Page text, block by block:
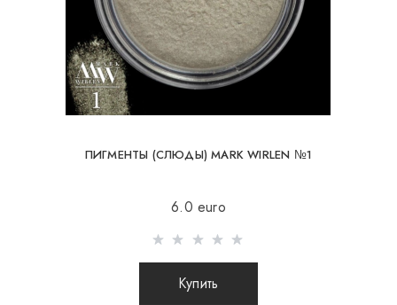
Германия, Чехия, Литва, Румыния, Словакия, Эстония,
Латвия, Венгрия, Италия, Великобритания, Испания).
Бесплатная доставка возможна при заказе на
суму от 80Є
При заказе на суму до 80Є, стоимость доставки
посылки наложенным платежом не отправляются)
Отправка посылок заграницу происходит 2 раза в
ПИГМЕНТЫ (СЛЮДЫ) MARK WIRLEN №1
6.0 euro
Купить